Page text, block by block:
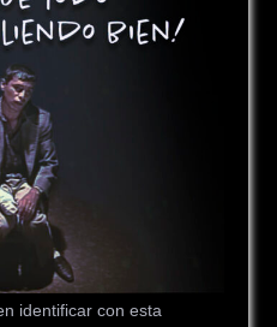
identificar con esta